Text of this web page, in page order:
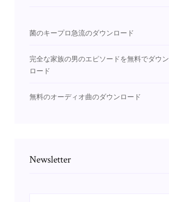
菌のキープロ急流のダウンロード
完全な家族の男のエピソードを無料でダウン
ロード
無料のオーディオ曲のダウンロード
Newsletter